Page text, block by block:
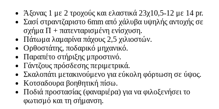
Άξονας 1 με 2 τροχούς και ελαστικά 23χ10,5-12 με 14 pr.
Σασί στραντζαριστο 6mm από χάλυβα υψηλής αντοχής σε
σχήμα Π + πατενταρισμένη ενίσχυση.
Πάτωμα λαμαρίνα πάχους 2,5 χιλιοστών.
Ορθοστάτης, ποδαρικό μηχανικό.
Παραπέτο στήριξης μπροστινό.
Γάντζους πρόσδεσης περιμετρικά.
Σκαλοπάτι μετακινούμενο για εύκολη φόρτωση σε ύψος.
Κοτσαδουρα βοηθητική πίσω.
Ποδιά προστασίας (φαναριέρα) για να φιλοξενήσει το
φωτισμό και τη σήμανση.